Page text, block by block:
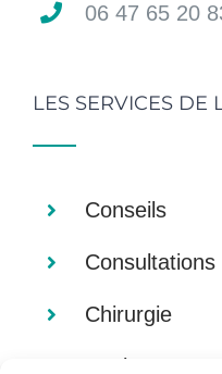
06 47 65 20
LES SERVICES DE
Conseils
Consultations
Chirurgie
Analyses